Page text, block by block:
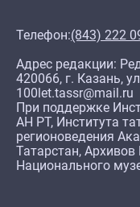
Телефон:(843) 222
Адрес редакции:
420066, г. Казань,
100let.tassr@mail.ru
При поддержке
АН РТ, Института
регионоведения
Татарстан, Архивов
Национального